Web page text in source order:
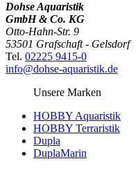
Dohse Aquaristik
GmbH & Co. KG
Otto-Hahn-Str. 9
53501 Grafschaft - Gelsdorf
Tel. 02225 9415-0
info@dohse-aquaristik.de
Unsere Marken
HOBBY Aquaristik
HOBBY Terraristik
Dupla
DuplaMarin